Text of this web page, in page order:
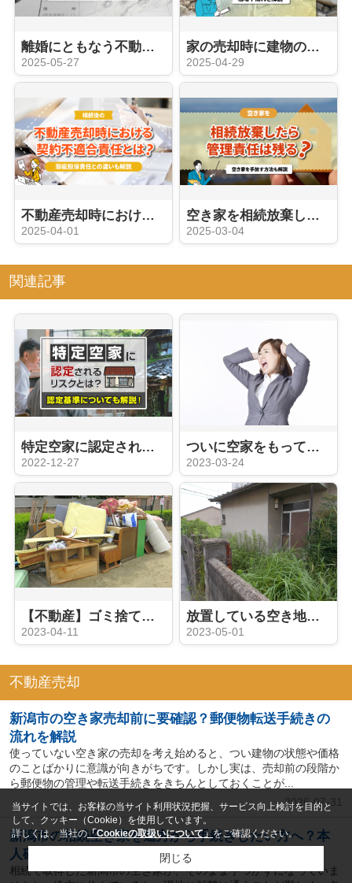
離婚にともなう不動産売却の注意点！売るタイミングや媒介契約の選び方は？
2025-05-27
家の売却時に建物の解体費用はいくらかかる？相場や流れを解説
2025-04-29
不動産売却時における契約不適合責任とは？瑕疵担保責任との違いも解説
2025-04-01
空き家を相続放棄したら管理責任は残る？空き家を手放す方法も解説
2025-03-04
関連記事
特定空家に認定されるリスクとは？認定基準についても解説！
2022-12-27
ついに空家をもっているだけで税金がかかる時代に・・・
2023-03-24
【不動産】ゴミ捨てや整理が面倒な相続した空家、どうやって売却した方がいい？
2023-04-11
放置している空き地や空家を売却すると税金がさらにお得に！？
2023-05-01
不動産売却
新潟市の空き家売却前に要確認？郵便物転送手続きの
流れを解説
使っていない空き家の売却を考え始めると、つい建物の状態や価格
のことばかりに意識が向きがちです。しかし実は、売却前の段階か
ら郵便物の管理や転送手続きをきちんとしておくことが...
2026-07-31
新潟市の相続空き家を遠方から手続きしたい方へ？本
人確認手続きの流れと必要書類を解説
相続で取得した新潟市の空き家が、そのまま手つかずになっていま
当サイトでは、お客様の当サイト利用状況把握、サービス向上検討を目的と
して、クッキー（Cookie）を使用しています。
詳しくは、当社の「Cookieの取扱いについて」をご確認ください。
閉じる